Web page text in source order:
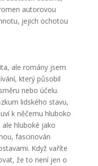
autorovou
jejich ochotou
ale romány jsem
který působil
nebo účelu.
lidského stavu,
k něčemu hluboko
ale hluboké jako
fascinován
Když vaříte
že to není jen o